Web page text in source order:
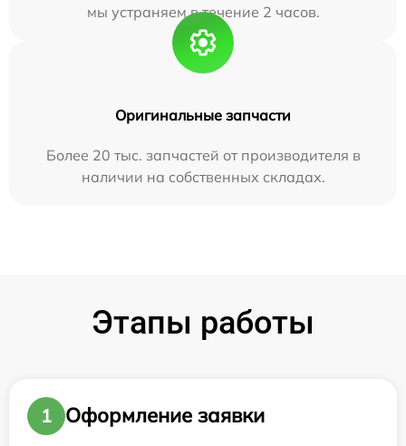
мы устраняем в течение 2 часов.
Оригинальные запчасти
Более 20 тыс. запчастей от производителя в
наличии на собственных складах.
Этапы работы
1
Оформление заявки